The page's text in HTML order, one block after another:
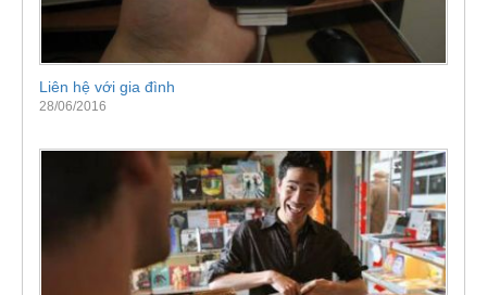
Liên hệ với gia đình
28/06/2016